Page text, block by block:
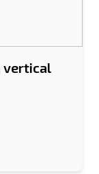
vertical